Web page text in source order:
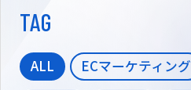
TAG
ALL ECマーケティング